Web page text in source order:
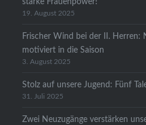
19. August 2025
Frischer Wind bei der II. Herren:
motiviert in die Saison
3. August 2025
Stolz auf unsere Jugend: Fünf
31. Juli 2025
Zwei Neuzugänge verstärken